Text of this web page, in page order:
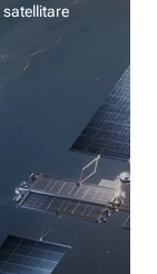
satellitare